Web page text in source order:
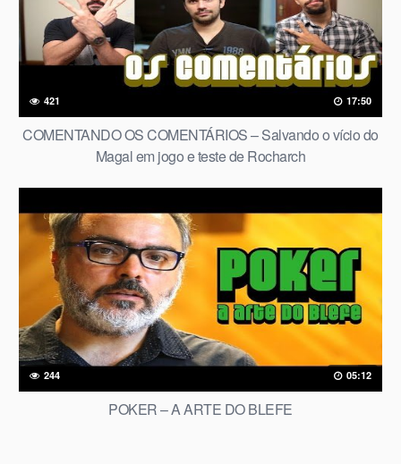
421 17:50
COMENTANDO OS COMENTÁRIOS – Salvando o vício do
Magal em jogo e teste de Rocharch
244 05:12
POKER – A ARTE DO BLEFE